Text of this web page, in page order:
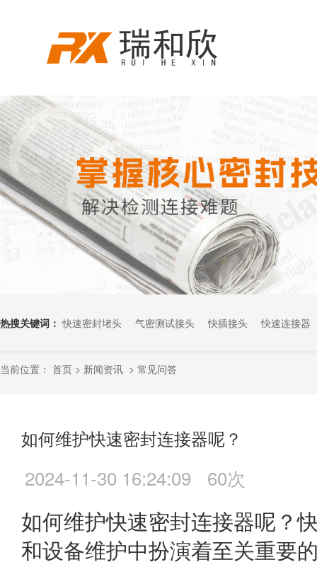
热搜关键词： 快速密封堵头 气密测试接头 快插接头 快速连接器
当前位置： 首页 > 新闻资讯 > 常见问答
如何维护快速密封连接器呢？
2024-11-30 16:24:09 60次
如何维护快速密封连接器呢？
和设备维护中扮演着至关重要